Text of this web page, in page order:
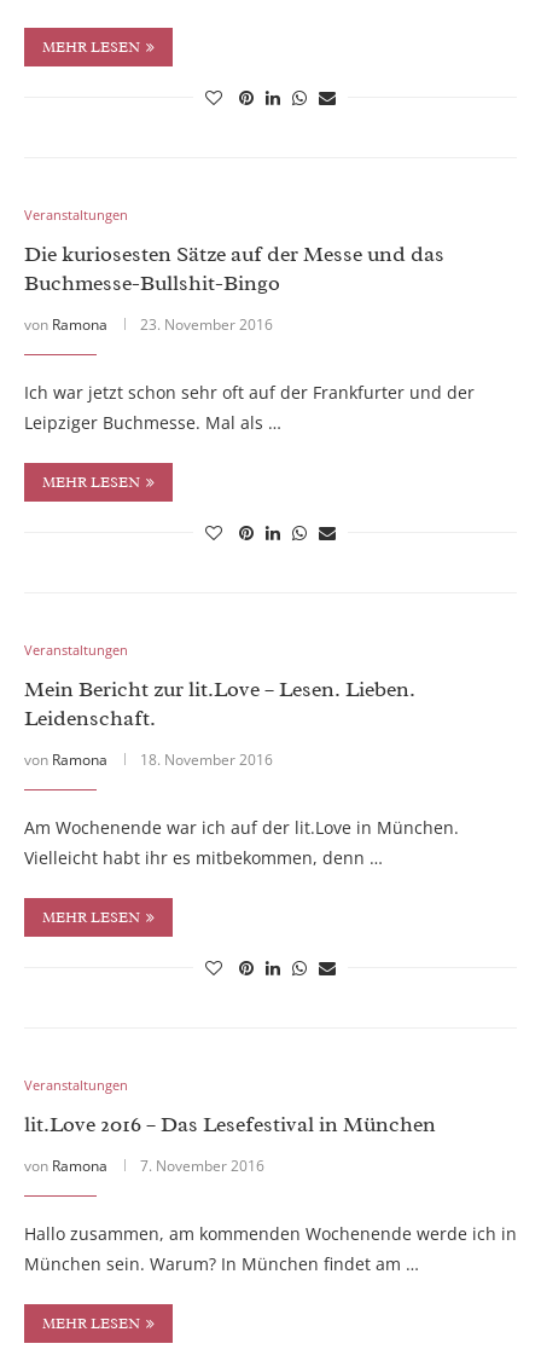
MEHR LESEN
Veranstaltungen
Die kuriosesten Sätze auf der Messe und das
Buchmesse-Bullshit-Bingo
von Ramona 23. November 2016
Ich war jetzt schon sehr oft auf der Frankfurter und der
Leipziger Buchmesse. Mal als …
MEHR LESEN
Veranstaltungen
Mein Bericht zur lit.Love – Lesen. Lieben.
Leidenschaft.
von Ramona 18. November 2016
Am Wochenende war ich auf der lit.Love in München.
Vielleicht habt ihr es mitbekommen, denn …
MEHR LESEN
Veranstaltungen
lit.Love 2016 – Das Lesefestival in München
von Ramona 7. November 2016
Hallo zusammen, am kommenden Wochenende werde ich in
München sein. Warum? In München findet am …
MEHR LESEN